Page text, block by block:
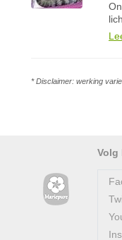
* Disclaimer: werking
Volg